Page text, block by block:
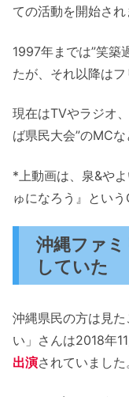
ての活動を開始され
1997年までは”笑築
たが、それ以降はフ
現在はTVやラジオ
ば県民大会”のMCな
*上動画は、泉&や
ゅになろう』という
沖縄ファ
していた
沖縄県民の方は見
い」さんは2018年
出演されていました